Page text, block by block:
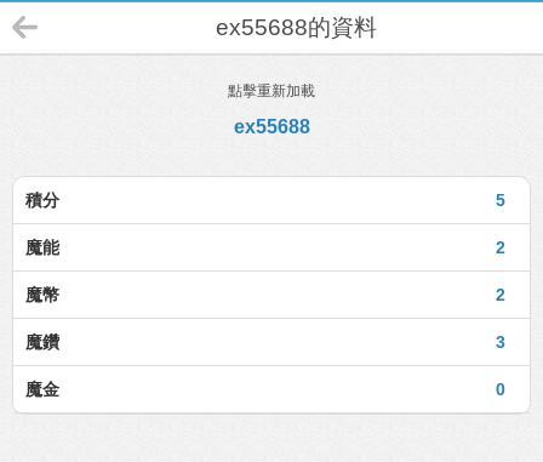
ex55688的資料
點擊重新加載
ex55688
5
積分
2
魔能
2
魔幣
3
魔鑽
0
魔金